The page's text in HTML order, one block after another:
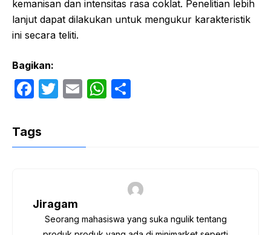
kemanisan dan intensitas rasa coklat. Penelitian lebih
lanjut dapat dilakukan untuk mengukur karakteristik
ini secara teliti.
Bagikan:
F
c
e
o
T
er
E
W
Tags
Jiragam
Seorang mahasiswa yang suka ngulik tentang